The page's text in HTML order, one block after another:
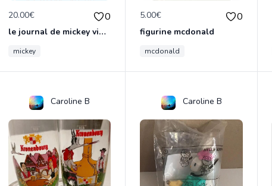
20.00€ 0
le journal de mickey vintage
mickey
5.00€ 0
figurine mcdonald
mcdonald
Caroline B Caroline B